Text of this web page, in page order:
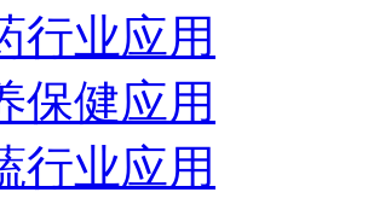
行业应用
保健应用
行业应用